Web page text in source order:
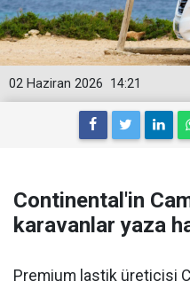
14:21
02 Haziran 2026
Continental'in
karavanlar yaza
Premium lastik üreticisi